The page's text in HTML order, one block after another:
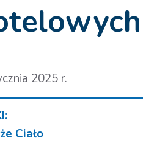
2025 r.
Ciało